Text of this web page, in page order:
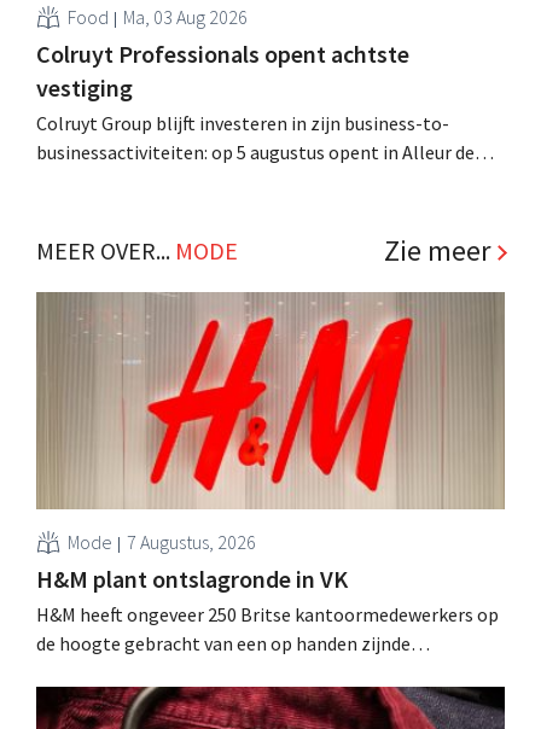
Food Ma, 03 Aug 2026
Colruyt Professionals opent achtste
vestiging
Colruyt Group blijft investeren in zijn business-to-
businessactiviteiten: op 5 augustus opent in Alleur de
klanten. .
MEER OVER... MODE Zie meer
Mode 7 Augustus, 2026
H&M plant ontslagronde in VK
H&M heeft ongeveer 250 Britse kantoormedewerkers op
de hoogte gebracht van een op handen zijnde
sanering volgt op eerdere ingrepen in Nederland, België